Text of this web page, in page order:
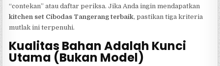
“contekan” atau daftar periksa. Jika Anda ingin mendapatkan
kitchen set Cibodas Tangerang terbaik, pastikan tiga kriteria
mutlak ini terpenuhi.
Kualitas Bahan Adalah Kunci
Utama (Bukan Model)